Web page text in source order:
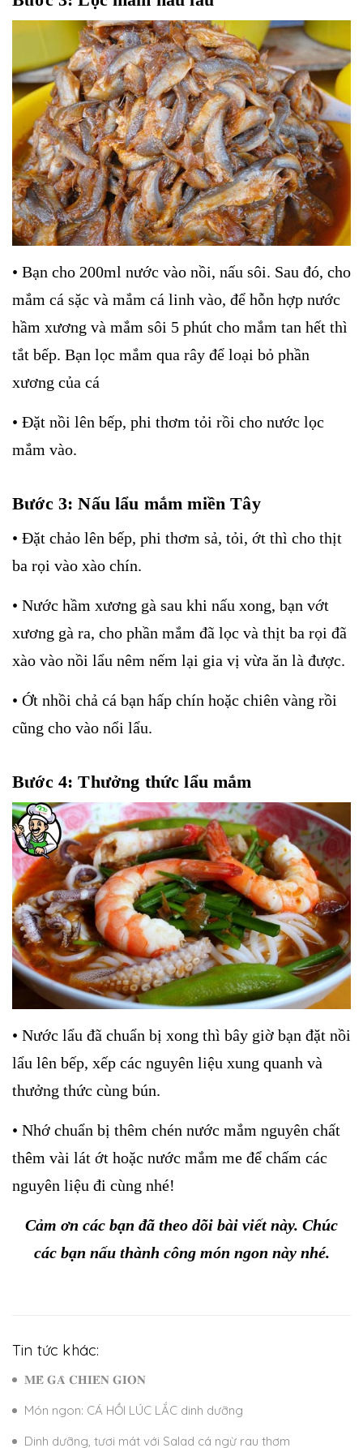
• Bạn cho 200ml nước vào nồi, nấu sôi. Sau đó, cho
mắm cá sặc và mắm cá linh vào, để hỗn hợp nước
hầm xương và mắm sôi 5 phút cho mắm tan hết thì
tắt bếp. Bạn lọc mắm qua rây để loại bỏ phần
xương của cá
• Đặt nồi lên bếp, phi thơm tỏi rồi cho nước lọc
mắm vào.
Bước 3: Nấu lẩu mắm miền Tây
• Đặt chảo lên bếp, phi thơm sả, tỏi, ớt thì cho thịt
ba rọi vào xào chín.
• Nước hầm xương gà sau khi nấu xong, bạn vớt
xương gà ra, cho phần mắm đã lọc và thịt ba rọi đã
xào vào nồi lẩu nêm nếm lại gia vị vừa ăn là được.
• Ớt nhồi chả cá bạn hấp chín hoặc chiên vàng rồi
cũng cho vào nổi lẩu.
Bước 4: Thưởng thức lẩu mắm
• Nước lẩu đã chuẩn bị xong thì bây giờ bạn đặt nồi
lẩu lên bếp, xếp các nguyên liệu xung quanh và
thưởng thức cùng bún.
• Nhớ chuẩn bị thêm chén nước mắm nguyên chất
thêm vài lát ớt hoặc nước mắm me để chấm các
nguyên liệu đi cùng nhé!
Cảm ơn các bạn đã theo dõi bài viết này. Chúc
các bạn nấu thành công món ngon này nhé.
Tin tức khác:
𝐌𝐄̂̀ 𝐆𝐀̀ 𝐂𝐇𝐈𝐄̂𝐍 𝐆𝐈𝐎̀𝐍
Món ngon: CÁ HỒI LÚC LẮC dinh dưỡng
Dinh dưỡng, tươi mát với Salad cá ngừ rau thơm